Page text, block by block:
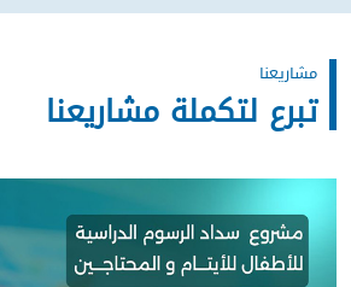
شاريعنا
تبرع لتكملة مشاريعنا